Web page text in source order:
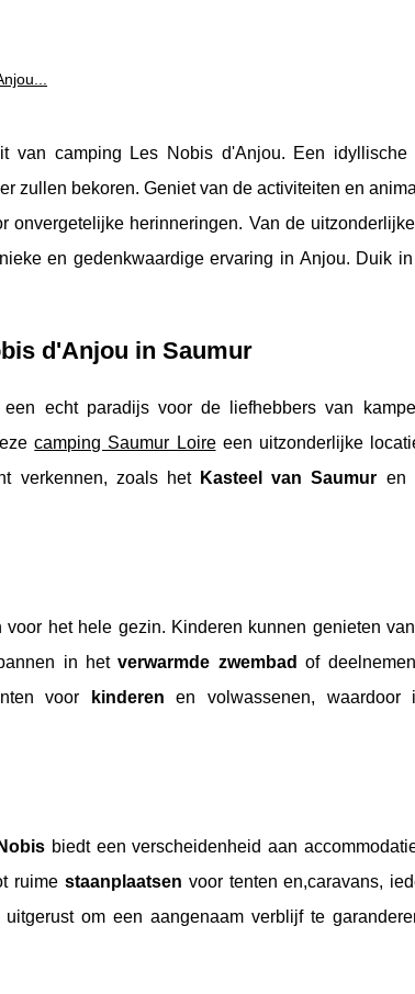
van camping Les Nobis d'Anjou. Een
zullen bekoren. Geniet van de activiteiten en
herinneringen. Van de
en gedenkwaardige ervaring in Anjou. Duik
d'Anjou in Saumur
echt paradijs voor de liefhebbers van
camping Saumur Loireeen uitzonderlijke
verkennen, zoals het Kasteel van Saumur en
het hele gezin. Kinderen kunnen genieten
in hetverwarmde zwembad of
voor
kinderen en volwassenen, waardoor
biedt een verscheidenheid aan
ruime staanplaatsen voor tenten en,caravans,
om een aangenaam verblijf te